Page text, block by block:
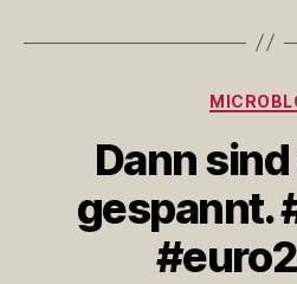
Dann
gespannt.